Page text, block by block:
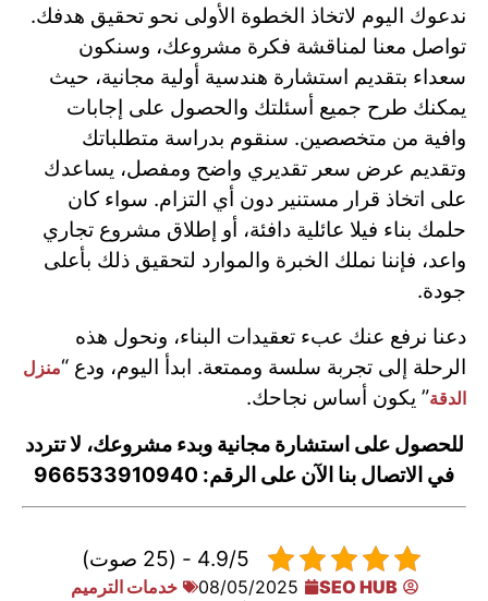
ندعوك اليوم لاتخاذ الخطوة الأولى نحو تحقيق هدفك.
تواصل معنا لمناقشة فكرة مشروعك، وسنكون
سعداء بتقديم استشارة هندسية أولية مجانية، حيث
يمكنك طرح جميع أسئلتك والحصول على إجابات
وافية من متخصصين. سنقوم بدراسة متطلباتك
وتقديم عرض سعر تقديري واضح ومفصل، يساعدك
على اتخاذ قرار مستنير دون أي التزام. سواء كان
حلمك بناء فيلا عائلية دافئة، أو إطلاق مشروع تجاري
واعد، فإننا نملك الخبرة والموارد لتحقيق ذلك بأعلى
جودة.
دعنا نرفع عنك عبء تعقيدات البناء، ونحول هذه
الرحلة إلى تجربة سلسة وممتعة. ابدأ اليوم، ودع “منزل
الدقة” يكون أساس نجاحك.
للحصول على استشارة مجانية وبدء مشروعك، لا تتردد
في الاتصال بنا الآن على الرقم: 966533910940
4.9/5 - (25 صوت)
SEO HUB
08/05/2025
خدمات الترميم